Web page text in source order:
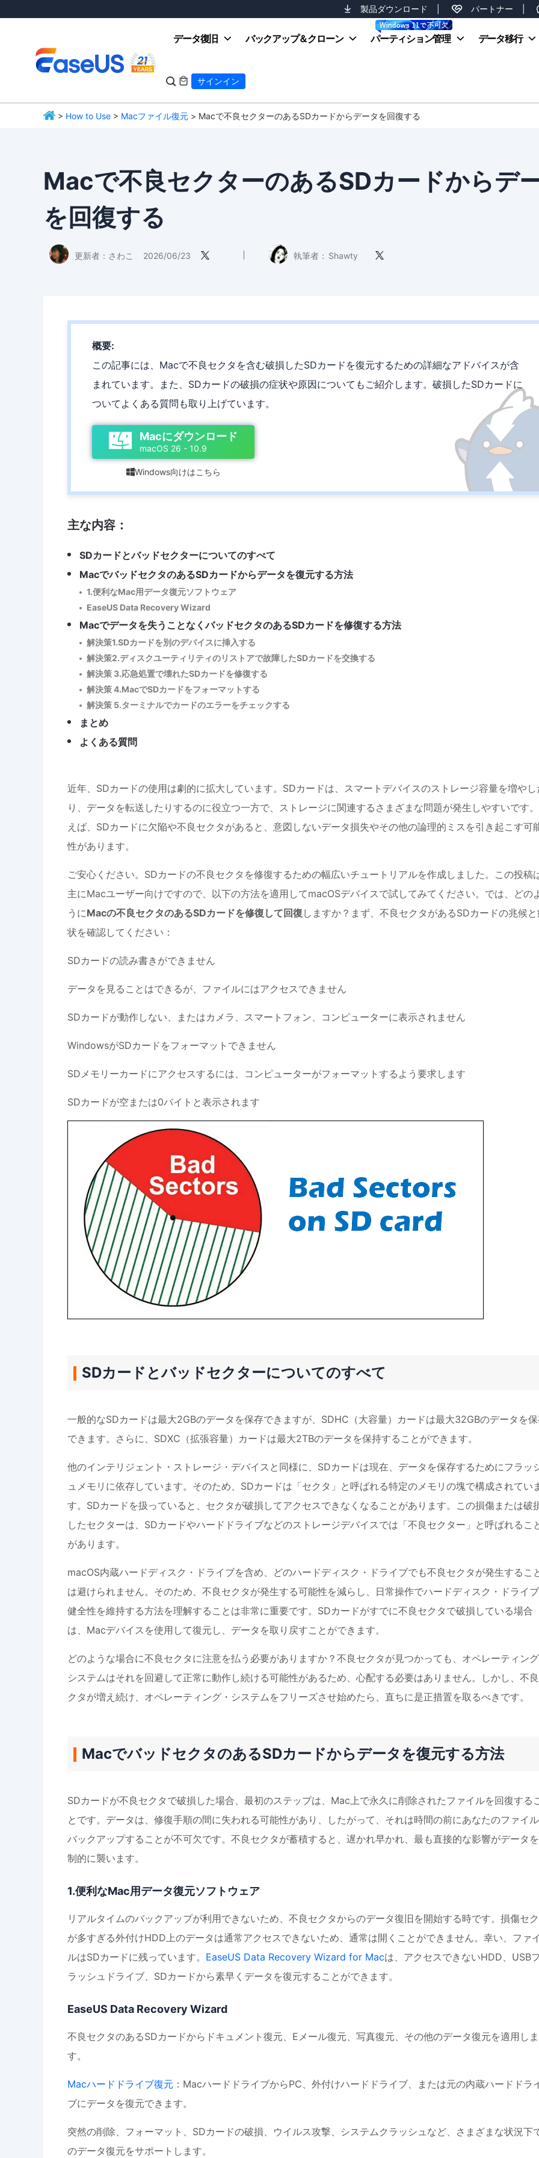
製品ダウンロード パートナー
データ復旧 バックアップ＆クローン パーティション管理 データ移行
  サインイン
> How to Use > Macファイル復元 > Macで不良セクターのあるSDカードからデータを回復する
Macで不良セクターのあるSDカードからデ
を回復する
更新者： さわこ 2026/06/23  執筆者： Shawty 
概要:
この記事には、Macで不良セクタを含む破損したSDカードを復元するための詳細なアドバイスが含
まれています。また、SDカードの破損の症状や原因についてもご紹介します。破損したSDカードに
ついてよくある質問も取り上げています。
Macにダウンロード
macOS 26 - 10.9
Windows向けはこちら
主な内容：
SDカードとバッドセクターについてのすべて
MacでバッドセクタのあるSDカードからデータを復元する方法
1.便利なMac用データ復元ソフトウェア
EaseUS Data Recovery Wizard
Macでデータを失うことなくバッドセクタのあるSDカードを修復する方法
解決策1.SDカードを別のデバイスに挿入する
解決策2.ディスクユーティリティのリストアで故障したSDカードを交換する
解決策 3.応急処置で壊れたSDカードを修復する
解決策 4.MacでSDカードをフォーマットする
解決策 5.ターミナルでカードのエラーをチェックする
まとめ
よくある質問
近年、SDカードの使用は劇的に拡大しています。SDカードは、スマートデバイスのストレージ容量を増やし
り、データを転送したりするのに役立つ一方で、ストレージに関連するさまざまな問題が発生しやすいです
えば、SDカードに欠陥や不良セクタがあると、意図しないデータ損失やその他の論理的ミスを引き起こす可
性があります。
ご安心ください。SDカードの不良セクタを修復するための幅広いチュートリアルを作成しました。この投稿
主にMacユーザー向けですので、以下の方法を適用してmacOSデバイスで試してみてください。では、どの
うにMacの不良セクタのあるSDカードを修復して回復 しますか？まず、不良セクタがあるSDカードの兆候と
状を確認してください：
SDカードの読み書きができません
データを見ることはできるが、ファイルにはアクセスできません
SDカードが動作しない、またはカメラ、スマートフォン、コンピューターに表示されません
WindowsがSDカードをフォーマットできません
SDメモリーカードにアクセスするには、コンピューターがフォーマットするよう要求します
SDカードが空または0バイトと表示されます
SDカードとバッドセクターについてのすべて
一般的なSDカードは最大2GBのデータを保存できますが、SDHC（大容量）カードは最大32GBのデータを
できます。さらに、SDXC（拡張容量）カードは最大2TBのデータを保持することができます。
他のインテリジェント・ストレージ・デバイスと同様に、SDカードは現在、データを保存するためにフラッ
ュメモリに依存しています。そのため、SDカードは「セクタ」と呼ばれる特定のメモリの塊で構成されてい
す。SDカードを扱っていると、セクタが破損してアクセスできなくなることがあります。この損傷または破
したセクターは、SDカードやハードドライブなどのストレージデバイスでは「不良セクター」と呼ばれるこ
があります。
macOS内蔵ハードディスク・ドライブを含め、どのハードディスク・ドライブでも不良セクタが発生するこ
は避けられません。そのため、不良セクタが発生する可能性を減らし、日常操作でハードディスク・ドライ
健全性を維持する方法を理解することは非常に重要です。SDカードがすでに不良セクタで破損している場合
は、Macデバイスを使用して復元し、データを取り戻すことができます。
どのような場合に不良セクタに注意を払う必要がありますか？不良セクタが見つかっても、オペレーティング
システムはそれを回避して正常に動作し続ける可能性があるため、心配する必要はありません。しかし、不
クタが増え続け、オペレーティング・システムをフリーズさせ始めたら、直ちに是正措置を取るべきです。
MacでバッドセクタのあるSDカードからデータを復元する方法
SDカードが不良セクタで破損した場合、最初のステップは、Mac上で永久に削除されたファイルを回復する
とです。データは、修復手順の間に失われる可能性があり、したがって、それは時間の前にあなたのファイ
バックアップすることが不可欠です。不良セクタが蓄積すると、遅かれ早かれ、最も直接的な影響がデータ
制的に襲います。
1.便利なMac用データ復元ソフトウェア
リアルタイムのバックアップが利用できないため、不良セクタからのデータ復旧を開始する時です。損傷セ
が多すぎる外付けHDD上のデータは通常アクセスできないため、通常は開くことができません。幸い、ファイ
ルはSDカードに残っています。 EaseUS Data Recovery Wizard for Macは、アクセスできないHDD、USBフ
ラッシュドライブ、SDカードから素早くデータを復元することができます。
EaseUS Data Recovery Wizard
不良セクタのあるSDカードからドキュメント復元、Eメール復元、写真復元、その他のデータ復元を適用しま
す。
Macハードドライブ復元 ：MacハードドライブからPC、外付けハードドライブ、または元の内蔵ハードドラ
ブにデータを復元できます。
突然の削除、フォーマット、SDカードの破損、ウイルス攻撃、システムクラッシュなど、さまざまな状況下
のデータ復元をサポートします。